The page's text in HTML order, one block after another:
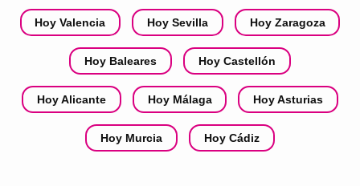
Hoy Valencia Hoy Sevilla Hoy Zaragoza
Hoy Baleares Hoy Castellón
Hoy Alicante Hoy Málaga Hoy Asturias
Hoy Murcia Hoy Cádiz